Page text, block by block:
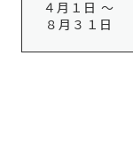
４月１日 ～
８月３１日